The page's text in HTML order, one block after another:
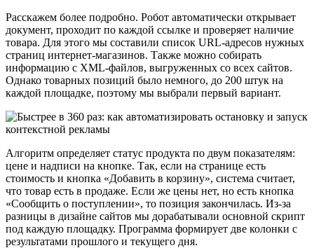
Расскажем более подробно. Робот автоматически открывает
документ, проходит по каждой ссылке и проверяет наличие
товара. Для этого мы составили список URL-адресов нужных
страниц интернет-магазинов. Также можно собирать
информацию с XML-файлов, выгруженных со всех сайтов.
Однако товарных позиций было немного, до 200 штук на
каждой площадке, поэтому мы выбрали первый вариант.
Алгоритм определяет статус продукта по двум показателям:
цене и надписи на кнопке. Так, если на странице есть
стоимость и кнопка «Добавить в корзину», система считает,
что товар есть в продаже. Если же цены нет, но есть кнопка
«Сообщить о поступлении», то позиция закончилась. Из-за
разницы в дизайне сайтов мы дорабатывали основной скрипт
под каждую площадку. Программа формирует две колонки с
результатами прошлого и текущего дня.